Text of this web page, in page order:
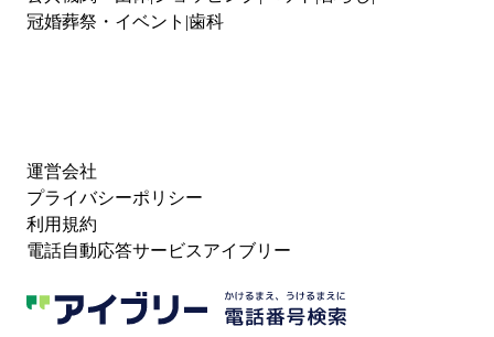
冠婚葬祭・イベント 歯科
運営会社
プライバシーポリシー
利用規約
電話自動応答サービスアイブリー